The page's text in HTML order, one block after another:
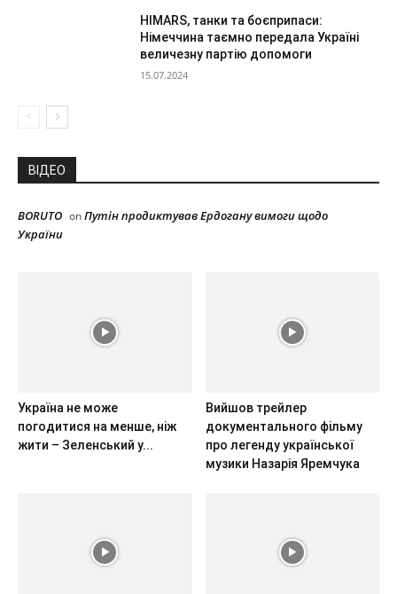
HIMARS, танки та боєприпаси:
Німеччина таємно передала Україні
величезну партію допомоги
15.07.2024
ВІДЕО
BORUTO onПутін продиктував Ердогану вимоги щодо
України
Україна не може
погодитися на менше, ніж
жити – Зеленський у...
Вийшов трейлер
документального фільму
про легенду української
музики Назарія Яремчука